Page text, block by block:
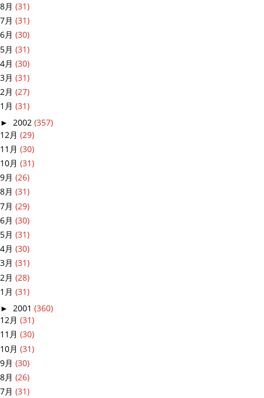
8月 (31)
7月 (31)
6月 (30)
5月 (31)
4月 (30)
3月 (31)
2月 (27)
1月 (31)
► 2002 (357)
12月 (29)
11月 (30)
10月 (31)
9月 (26)
8月 (31)
7月 (29)
6月 (30)
5月 (31)
4月 (30)
3月 (31)
2月 (28)
1月 (31)
► 2001 (360)
12月 (31)
11月 (30)
10月 (31)
9月 (30)
8月 (26)
7月 (31)